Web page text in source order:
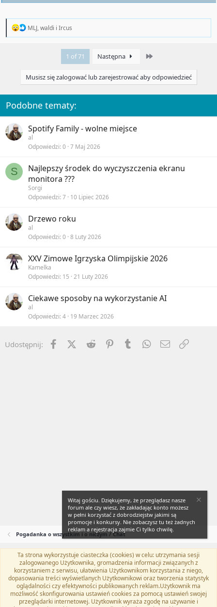
R
o
n
:
MLJ,waldi i Ircus
1 of 71 Następna
Musisz się zalogować lub zarejestrować aby odpowiedzieć
Podobne tematy:
Spotify Family - wolne miejsce
al
Odpowiedzi 0 7 Maj 2026
S
Najlepszy środek do wyczyszczenia ekranu
monitora ???
Sorgi
Odpowiedzi 7 10 Lipiec 2026
Drzewo roku
al
Odpowiedzi 0 8 Luty 2026
XXV Zimowe Igrzyska Olimpijskie 2026
Kamelka
Odpowiedzi 15 21 Luty 2026
Ciekawe sposoby na wykorzystanie AI
al
Odpowiedzi 4 19 Marzec 2026
Udostępnij: FacebookX (Twitter)
Reddit PinterestTumblr WhatsApp
Email
Pogadanka o wszystkim i o niczym / Chat
Flat Awesome + (Parent DO NOT EDIT)
Polski (PL)
Kontakt
Regulamin Polityka prywatności Pomoc
TwitterKontakt
RSS
Witaj gościu. Dziękujemy, że przeglądasz nasze
forum ale czy wiesz, że zakładając konto możesz
w pełni korzystać z dobrodziejstw jakimi są
promocje i konkursy. Nie zobaczysz tu też żadnych
reklam a rejestracja zajmie Ci tylko chwilę.
Ta strona wykorzystuje ciasteczka (cookies) w celu: utrzymania sesji
zalogowanego Użytkownika, gromadzenia informacji związanych z
korzystaniem z serwisu, ułatwienia Użytkownikom korzystania z niego,
dopasowania treści wyświetlanych Użytkownikowi oraz tworzenia statystyk
oglądalności czy efektywności publikowanych reklam.Użytkownik ma
możliwość skonfigurowania ustawień cookies za pomocą ustawień swojej
przeglądarki internetowej. Użytkownik wyraża zgodę na używanie i